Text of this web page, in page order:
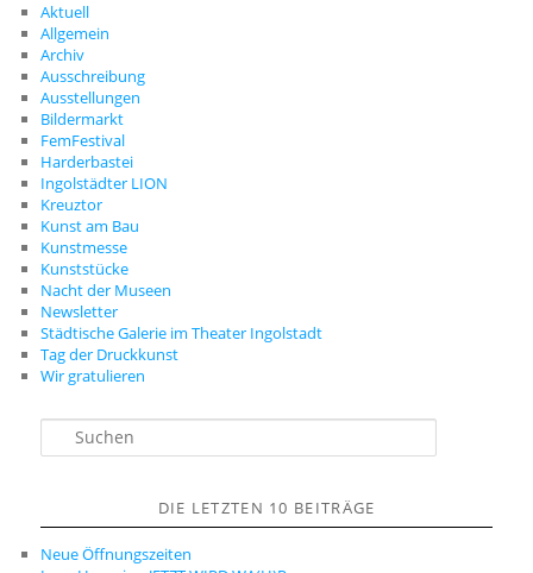
Aktuell
Allgemein
Archiv
Ausschreibung
Ausstellungen
Bildermarkt
FemFestival
Harderbastei
Ingolstädter LION
Kreuztor
Kunst am Bau
Kunstmesse
Kunststücke
Nacht der Museen
Newsletter
Städtische Galerie im Theater Ingolstadt
Tag der Druckkunst
Wir gratulieren
n
DIE LETZTEN 10 BEITRÄGE
Neue Öffnungszeiten